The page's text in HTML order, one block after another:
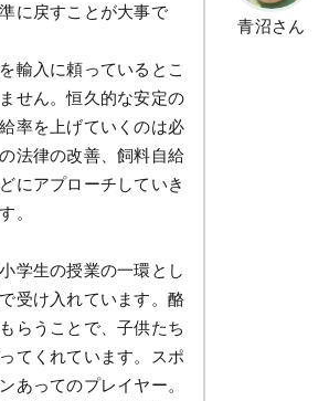
に戻すことが大事で
輸入に頼っているとこ
せん。恒久的な安定の
率を上げていくのは必
法律の改善、飼料自給
にアプローチしていき
。
学生の授業の一環とし
受け入れています。酪
らうことで、子供たち
てくれています。スポ
あってのプレイヤー。
青沼さん